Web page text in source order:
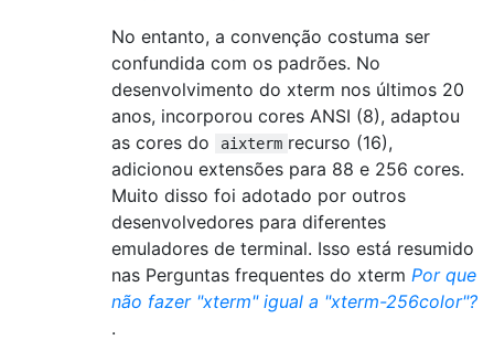
No entanto, a convenção costuma ser
confundida com os padrões. No
desenvolvimento do xterm nos últimos 20
anos, incorporou cores ANSI (8), adaptou
as cores do
aixterm recurso (16),
adicionou extensões para 88 e 256 cores.
Muito disso foi adotado por outros
desenvolvedores para diferentes
emuladores de terminal. Isso está resumido
nas Perguntas frequentes do xterm Por que
não fazer "xterm" igual a "xterm-256color"?
.